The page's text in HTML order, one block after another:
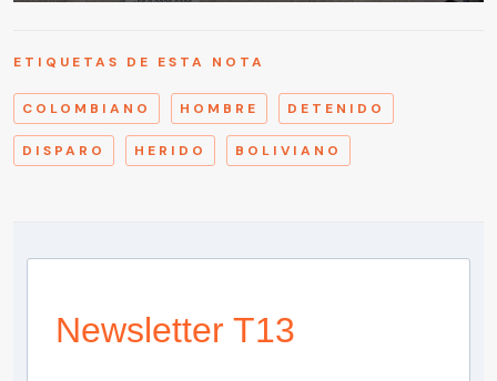
ETIQUETAS DE ESTA NOTA
COLOMBIANO HOMBRE DETENIDO
DISPARO HERIDO BOLIVIANO
Newsletter T13